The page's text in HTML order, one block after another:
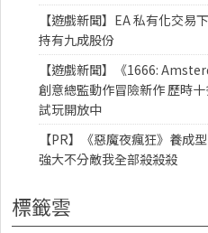
【遊戲新聞】EA 私有化交易
持有九成股份
【遊戲新聞】《1666:
創意總監動作冒險新作 歷時
試玩開放中
【PR】《惡魔夜瘋狂》養成
強大不分敵我全部殺殺殺
標籤雲